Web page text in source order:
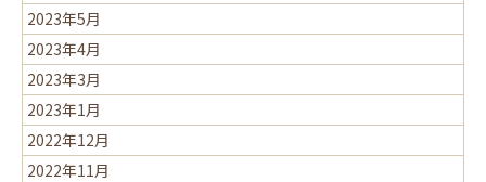
2023年5月
2023年4月
2023年3月
2023年1月
2022年12月
2022年11月